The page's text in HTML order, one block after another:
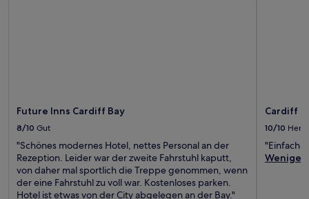
Future Inns Cardiff Bay
8/10 Gut
"Schönes modernes Hotel, nettes Personal an der
Rezeption. Leider war der zweite Fahrstuhl kaputt,
von daher mal sportlich die Treppe genommen, wenn
der eine Fahrstuhl zu voll war. Kostenloses parken.
Hotel ist etwas von der City abgelegen an der Bay."
Cardiff
10/10
"Einfach
Weniger